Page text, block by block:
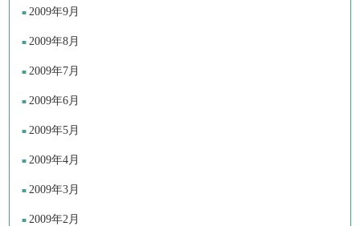
2009年9月
2009年8月
2009年7月
2009年6月
2009年5月
2009年4月
2009年3月
2009年2月